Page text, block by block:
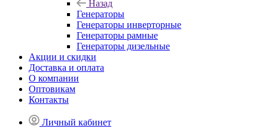
Назад
Генераторы
Генераторы инверторные
Генераторы рамные
Генераторы дизельные
Акции и скидки
Доставка и оплата
О компании
Оптовикам
Контакты
Личный кабинет